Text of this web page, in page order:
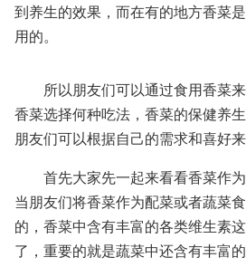
到养生的效果，而在有的地方香菜
用的。
所以朋友们可以通过食用香菜
香菜选择何种吃法，香菜的保健养
朋友们可以根据自己的需求和喜好
首先大家先一起来看看香菜作
当朋友们将香菜作为配菜或者蔬菜
的，香菜中含有丰富的各类维生素
了，重要的就是蔬菜中还含有丰富